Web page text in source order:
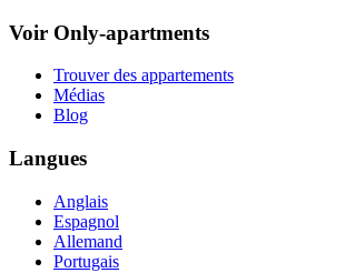
Voir Only-apartments
Trouver des appartements
Médias
Blog
Langues
Anglais
Espagnol
Allemand
Portugais